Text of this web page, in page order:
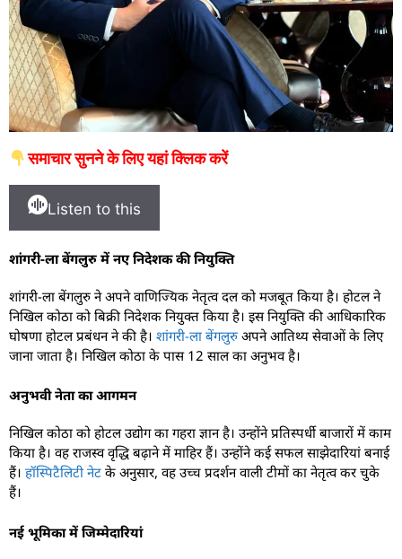
समाचार सुनने के लिए यहां क्लिक करें
Listen to this
शांगरी-ला बेंगलुरु में नए निदेशक की नियुक्ति
शांगरी-ला बेंगलुरु ने अपने वाणिज्यिक नेतृत्व दल को मजबूत किया है। होटल ने
निखिल कोठा को बिक्री निदेशक नियुक्त किया है। इस नियुक्ति की आधिकारिक
घोषणा होटल प्रबंधन ने की है। शांगरी-ला बेंगलुरु अपने आतिथ्य सेवाओं के लिए
जाना जाता है। निखिल कोठा के पास 12 साल का अनुभव है।
अनुभवी नेता का आगमन
निखिल कोठा को होटल उद्योग का गहरा ज्ञान है। उन्होंने प्रतिस्पर्धी बाजारों में काम
किया है। वह राजस्व वृद्धि बढ़ाने में माहिर हैं। उन्होंने कई सफल साझेदारियां बनाई
हैं। हॉस्पिटैलिटी नेट के अनुसार, वह उच्च प्रदर्शन वाली टीमों का नेतृत्व कर चुके
हैं।
नई भूमिका में जिम्मेदारियां